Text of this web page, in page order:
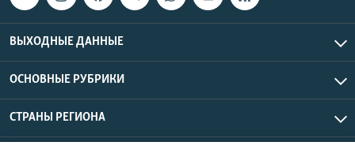
ВЫХОДНЫЕ ДАННЫЕ
ОСНОВНЫЕ РУБРИКИ
СТРАНЫ РЕГИОНА